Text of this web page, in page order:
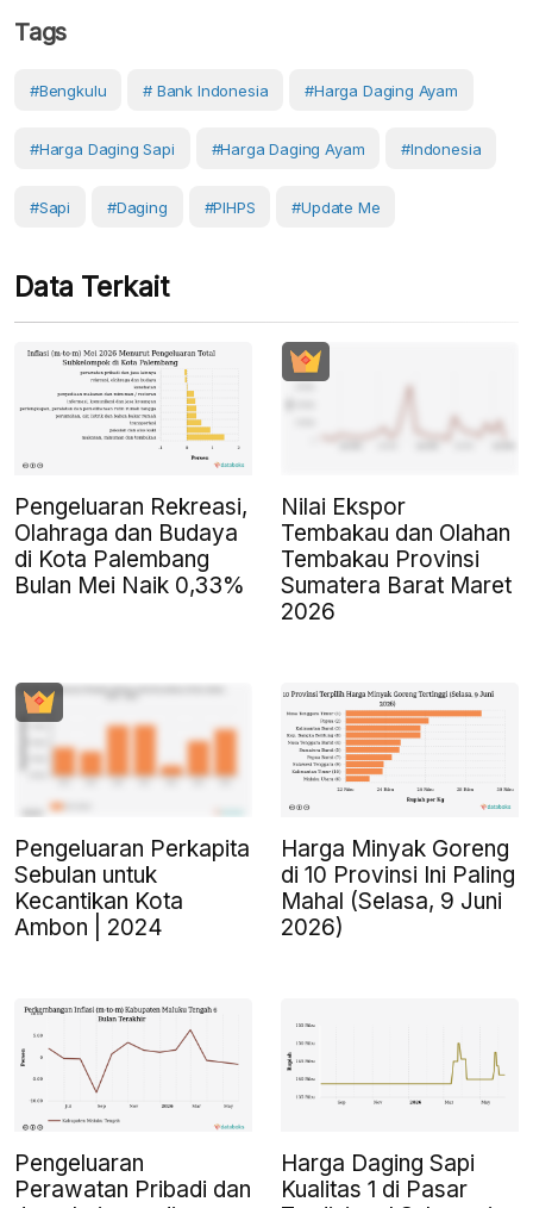
Tags
#Bengkulu # Bank Indonesia #harga Daging Ayam
#Harga Daging Sapi #Harga Daging Ayam #Indonesia
#Sapi #Daging #PIHPS #Update Me
Data Terkait
Pengeluaran Rekreasi,
Olahraga dan Budaya
di Kota Palembang
Bulan Mei Naik 0,33%
Nilai Ekspor
Tembakau dan Olahan
Tembakau Provinsi
Sumatera Barat Maret
2026
Pengeluaran Perkapita
Sebulan untuk
Kecantikan Kota
Ambon | 2024
Harga Minyak Goreng
di 10 Provinsi Ini Paling
Mahal (Selasa, 9 Juni
2026)
Pengeluaran
Perawatan Pribadi dan
Harga Daging Sapi
Kualitas 1 di Pasar